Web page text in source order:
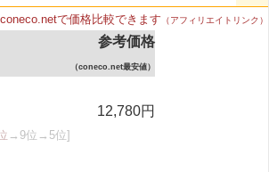
で価格比較できます （アフィリエイトリンク）
参考価格
（coneco.net最安値）
→9位→5位]
12,780円